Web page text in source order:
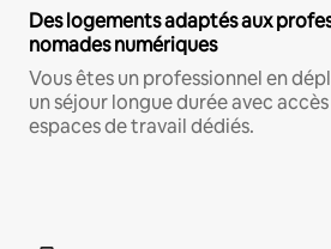
Des logements adaptés aux
nomades numériques
Vous êtes un professionnel en
un séjour longue durée avec
espaces de travail dédiés.